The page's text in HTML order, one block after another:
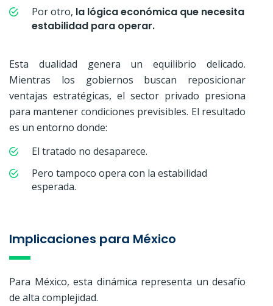
Por otro, la lógica económica que necesita
estabilidad para operar.
Esta dualidad genera un equilibrio delicado.
Mientras los gobiernos buscan reposicionar
ventajas estratégicas, el sector privado presiona
para mantener condiciones previsibles. El resultado
es un entorno donde:
El tratado no desaparece.
Pero tampoco opera con la estabilidad
esperada.
Implicaciones para México
Para México, esta dinámica representa un desafío
de alta complejidad.